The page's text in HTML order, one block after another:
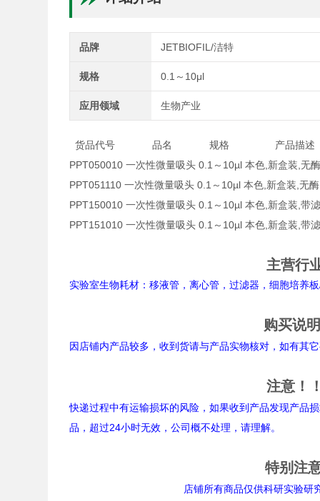
品牌 JETBIOFIL/洁特
规格 0.1～10μl
应用领域 生物产业
货品代号 品名 规格 产品
PPT050010 一次性微量吸头 0.1～10µl 本色,新盒
PPT051110 一次性微量吸头 0.1～10µl 本色,新盒
PPT150010 一次性微量吸头 0.1～10µl 本色,新盒装,
PPT151010 一次性微量吸头 0.1～10µl 本色,新盒装,
主营行
实验室生物耗材：移液管，离心管，过滤器，细胞培养
购买说
因店铺内产品较多，收到货请与产品实物核对，如有其
注意！
快递过程中有运输损坏的风险，如果收到产品发现产品
品，超过24小时无效，公司概不处理，请理解。
特别注
店铺所有商品仅供科研实验研究用途。